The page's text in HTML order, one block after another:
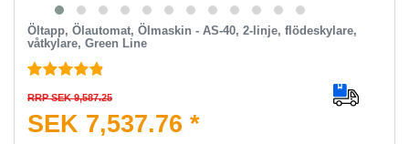
Öltapp, Ölautomat, Ölmaskin - AS-40, 2-linje, flödeskylare,
våtkylare, Green Line
RRP SEK 9,587.25
SEK 7,537.76 *